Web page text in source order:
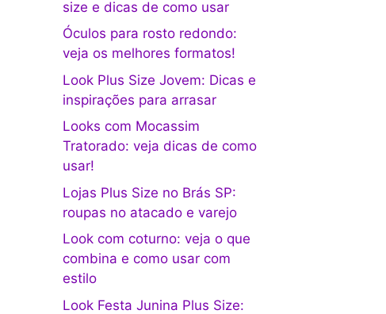
size e dicas de como usar
Óculos para rosto redondo:
veja os melhores formatos!
Look Plus Size Jovem: Dicas e
inspirações para arrasar
Looks com Mocassim
Tratorado: veja dicas de como
usar!
Lojas Plus Size no Brás SP:
roupas no atacado e varejo
Look com coturno: veja o que
combina e como usar com
estilo
Look Festa Junina Plus Size: